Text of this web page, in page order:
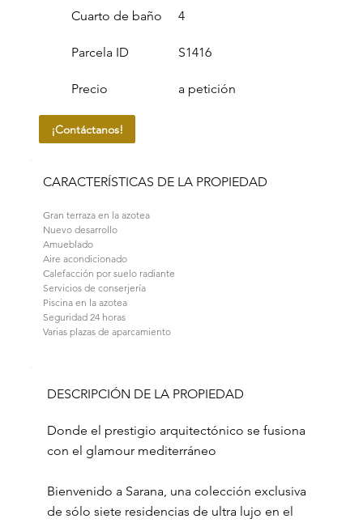
Cuarto de baño 4
Parcela ID
Precio
S1416
a petición
¡Contáctanos!
CARACTERÍSTICAS DE LA PROPIEDAD
Gran terraza en la azotea
Nuevo desarrollo
Amueblado
Aire acondicionado
Calefacción por suelo radiante
Servicios de conserjería
Piscina en la azotea
Seguridad 24 horas
Varias plazas de aparcamiento
DESCRIPCIÓN DE LA PROPIEDAD
Donde el prestigio arquitectónico se fusiona
con el glamour mediterráneo
Bienvenido a Sarana, una colección exclusiva
de sólo siete residencias de ultra lujo en el